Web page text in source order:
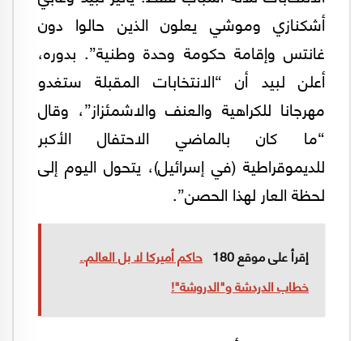
أشكنازي وموشي يعلون الذين حالوا دون
غانتس وإقامة حكومة وحدة وطنية”. بدوره،
أعلن لبيد أن “الانتخابات المقبلة ستغدو
مهرجانا للكراهية والعنف والاشمئزاز”، وقال
“ما كان بالماضي الاحتفال الأكبر
للديموقراطية (في إسرائيل)، يتحول اليوم إلى
لحظة العار لهذا الحصن”.
إقرأ على موقع 180
حاكم أميركا لا بل العالم..
خطاب الدردشة و"الدروشة"!